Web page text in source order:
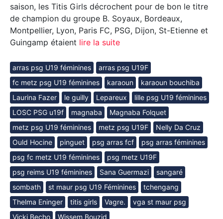
saison, les Titis Girls décrochent pour de bon le titre
de champion du groupe B. Soyaux, Bordeaux,
Montpellier, Lyon, Paris FC, PSG, Dijon, St-Etienne et
Guingamp étaient lire la suite
arras psg U19 féminines
arras psg U19F
fc metz psg U19 féminines
karaoun
karaoun bouchiba
Laurina Fazer
le guilly Lepareux
lille psg U19 féminines
LOSC PSG u19f
magnaba
Magnaba Folquet
metz psg U19 féminines
metz psg U19F
Nelly Da Cruz
Ould Hocine
pinguet psg arras fcf
psg arras féminines
psg fc metz U19 féminines
psg metz U19F
psg reims U19 féminines
Sana Guermazi
sangaré
sombath
st maur psg U19 Féminines
tchengang
Thelma Eninger
titis girls Vagre.
vga st maur psg
Vicki Becho
Wissem Bouzid